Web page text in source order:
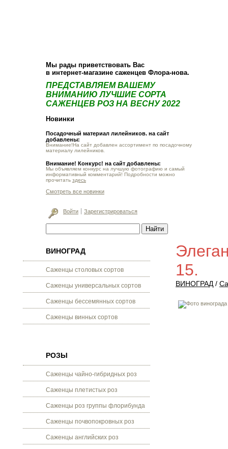
Мы рады приветствовать Вас
в интернет-магазине саженцев Флора-нова.
ПРЕДСТАВЛЯЕМ ВАШЕМУ
ВНИМАНИЮ ЛУЧШИЕ СОРТА
САЖЕНЦЕВ РОЗ НА ВЕСНУ 2022
Новинки
Посадочный материал лилейников. на сайт
добавлены:
Внимание!На сайт добавлен ассортимент по посадочному
материалу лилейников.
Внимание! Конкурс! на сайт добавлены:
Мы объявляем конкурс на лучшую фотографию и самый
информативный комментарий! Подробности можно
прочитать здесь
Смотреть все новинки
Войти Зарегистрироваться
ВИНОГРАД
Саженцы столовых сортов
Саженцы универсальных сортов
Саженцы бессемянных сортов
Саженцы винных сортов
РОЗЫ
Саженцы чайно-гибридных роз
Саженцы плетистых роз
Саженцы роз группы флорибунда
Саженцы почвопокровных роз
Саженцы английских роз
15.
ВИНОГРАД /